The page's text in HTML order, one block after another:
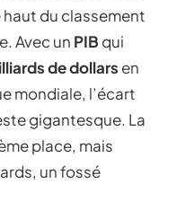
du classement
Avec un PIB qui
de dollars en
mondiale, l’écart
gigantesque. La
place, mais
un fossé